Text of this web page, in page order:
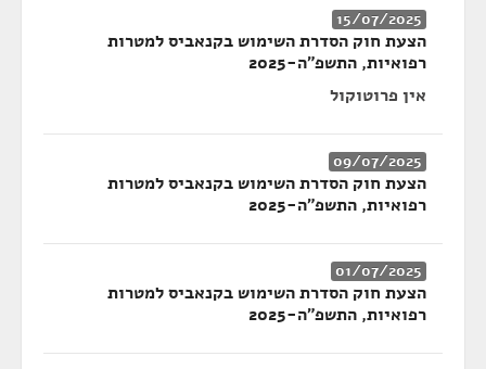
15/07/2025
הצעת חוק הסדרת השימוש בקנאביס למטרות
רפואיות, התשפ"ה-2025
אין פרוטוקול
09/07/2025
הצעת חוק הסדרת השימוש בקנאביס למטרות
רפואיות, התשפ"ה-2025
01/07/2025
הצעת חוק הסדרת השימוש בקנאביס למטרות
רפואיות, התשפ"ה-2025